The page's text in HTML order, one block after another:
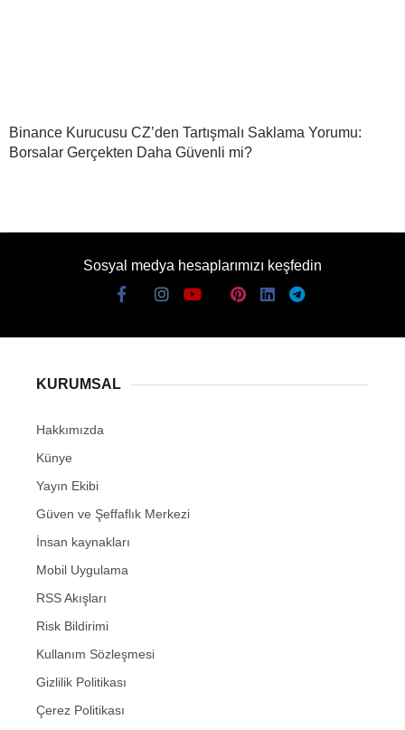
Binance Kurucusu CZ’den Tartışmalı Saklama Yorumu:
Borsalar Gerçekten Daha Güvenli mi?
Sosyal medya hesaplarımızı keşfedin
KURUMSAL
Hakkımızda
Künye
Yayın Ekibi
Güven ve Şeffaflık Merkezi
İnsan kaynakları
Mobil Uygulama
RSS Akışları
Risk Bildirimi
Kullanım Sözleşmesi
Gizlilik Politikası
Çerez Politikası